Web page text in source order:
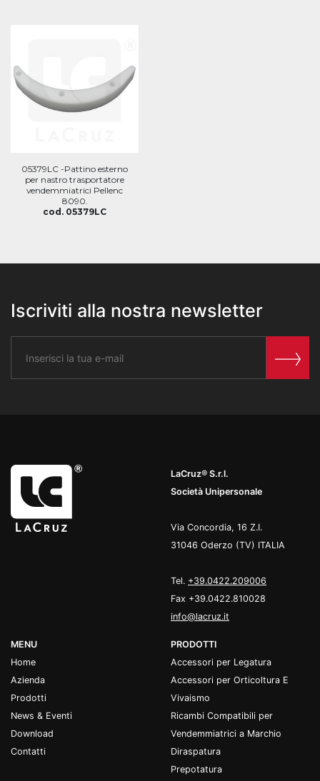
05379LC -Pattino esterno
per nastro trasportatore
vendemmiatrici Pellenc
8090.
cod. 05379LC
Iscriviti alla nostra newsletter
LaCruz® S.r.l.
Società Unipersonale
Via Concordia, 16 Z.I.
31046 Oderzo (TV) ITALIA
Tel. +39.0422.209006
Fax +39.0422.810028
info@lacruz.it
MENU
Home
Azienda
Prodotti
News & Eventi
Download
Contatti
PRODOTTI
Accessori per Legatura
Accessori per Orticoltura E
Vivaismo
Ricambi Compatibili per
Vendemmiatrici a Marchio
Diraspatura
Prepotatura